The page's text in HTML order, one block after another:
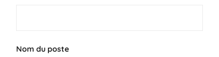
Nom du poste